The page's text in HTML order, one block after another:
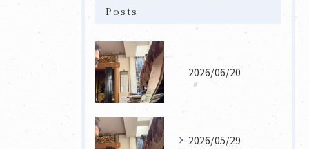
Posts
2026/06/20
2026/05/29